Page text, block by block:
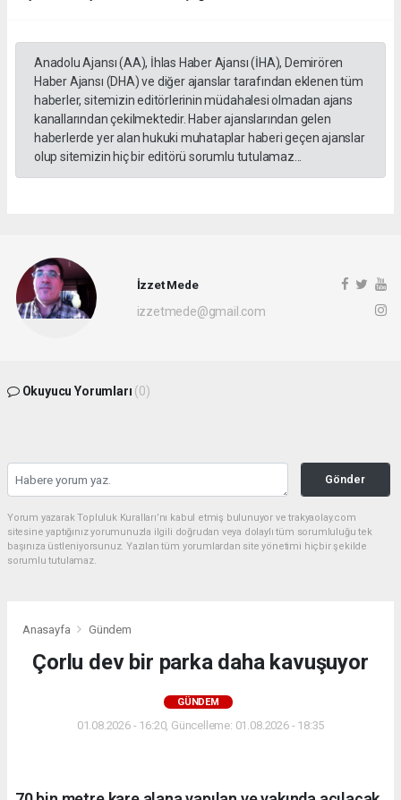
Anadolu Ajansı (AA), İhlas Haber Ajansı (İHA), Demirören
Haber Ajansı (DHA) ve diğer ajanslar tarafından eklenen tüm
haberler, sitemizin editörlerinin müdahalesi olmadan ajans
kanallarından çekilmektedir. Haber ajanslarından gelen
haberlerde yer alan hukuki muhataplar haberi geçen ajanslar
olup sitemizin hiç bir editörü sorumlu tutulamaz...
İzzet Mede
izzetmede@gmail.com
Okuyucu Yorumları (0)
Gönder
Yorum yazarak Topluluk Kuralları’nı kabul etmiş bulunuyor ve trakyaolay.com
sitesine yaptığınız yorumunuzla ilgili doğrudan veya dolaylı tüm sorumluluğu tek
başınıza üstleniyorsunuz. Yazılan tüm yorumlardan site yönetimi hiçbir şekilde
sorumlu tutulamaz.
Anasayfa Gündem
Çorlu dev bir parka daha kavuşuyor
GÜNDEM
01.08.2026 - 16:20, Güncelleme: 01.08.2026 - 18:35